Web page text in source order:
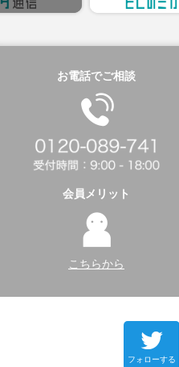
お電話でご相談
会員メリット
こちらから
フォローする